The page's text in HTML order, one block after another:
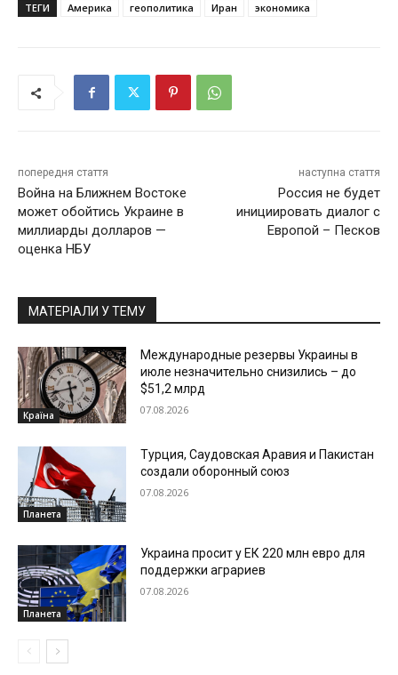
ТЕГИ Америка геополитика Иран экономика
попередня стаття
Война на Ближнем Востоке
может обойтись Украине в
миллиарды долларов —
оценка НБУ
наступна стаття
Россия не будет
инициировать диалог с
Европой – Песков
МАТЕРІАЛИ У ТЕМУ
Країна
Международные резервы Украины в
июле незначительно снизились – до
$51,2 млрд
07.08.2026
Планета
Турция, Саудовская Аравия и Пакистан
создали оборонный союз
07.08.2026
Планета
Украина просит у ЕК 220 млн евро для
поддержки аграриев
07.08.2026